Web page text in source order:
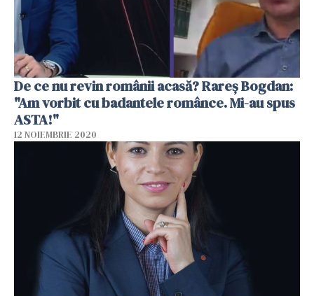
De ce nu revin românii acasă? Rareș Bogdan:
"Am vorbit cu badantele românce. Mi-au spus
ASTA!"
12 NOIEMBRIE 2020